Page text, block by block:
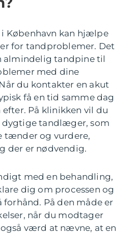
København kan hjælpe
for tandproblemer. Det
almindelig tandpine til
med dine
du kontakter en akut
få en tid samme dag
efter. På klinikken vil du
tandlæger, som
tænder og vurdere,
der er nødvendig.
med en behandling,
dig om processen og
På den måde er
når du modtager
værd at nævne, at en